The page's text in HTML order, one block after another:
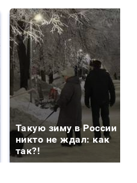
Такую зиму в России
никто не ждал: как
так?!